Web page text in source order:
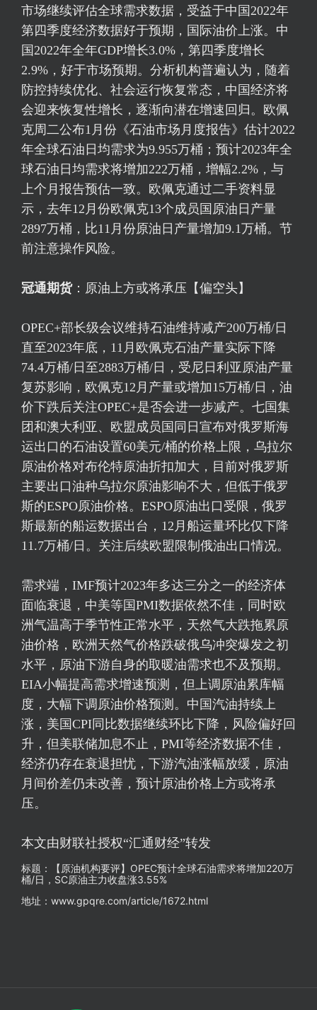
市场继续评估全球需求数据，受益于中国2022年
第四季度经济数据好于预期，国际油价上涨。中
国2022年全年GDP增长3.0%，第四季度增长
2.9%，好于市场预期。分析机构普遍认为，随着
防控持续优化、社会运行恢复常态，中国经济将
会迎来恢复性增长，逐渐向潜在增速回归。欧佩
克周二公布1月份《石油市场月度报告》估计2022
年全球石油日均需求为9.955万桶；预计2023年全
球石油日均需求将增加222万桶，增幅2.2%，与
上个月报告预估一致。欧佩克通过二手资料显
示，去年12月份欧佩克13个成员国原油日产量
2897万桶，比11月份原油日产量增加9.1万桶。节
前注意操作风险。
冠通期货：原油上方或将承压【偏空头】
OPEC+部长级会议维持石油维持减产200万桶/日
直至2023年底，11月欧佩克石油产量实际下降
74.4万桶/日至2883万桶/日，受尼日利亚原油产量
复苏影响，欧佩克12月产量或增加15万桶/日，油
价下跌后关注OPEC+是否会进一步减产。七国集
团和澳大利亚、欧盟成员国同日宣布对俄罗斯海
运出口的石油设置60美元/桶的价格上限，乌拉尔
原油价格对布伦特原油折扣加大，目前对俄罗斯
主要出口油种乌拉尔原油影响不大，但低于俄罗
斯的ESPO原油价格。ESPO原油出口受限，俄罗
斯最新的船运数据出台，12月船运量环比仅下降
11.7万桶/日。关注后续欧盟限制俄油出口情况。
需求端，IMF预计2023年多达三分之一的经济体
面临衰退，中美等国PMI数据依然不佳，同时欧
洲气温高于季节性正常水平，天然气大跌拖累原
油价格，欧洲天然气价格跌破俄乌冲突爆发之初
水平，原油下游自身的取暖油需求也不及预期。
EIA小幅提高需求增速预测，但上调原油累库幅
度，大幅下调原油价格预测。中国汽油持续上
涨，美国CPI同比数据继续环比下降，风险偏好回
升，但美联储加息不止，PMI等经济数据不佳，
经济仍存在衰退担忧，下游汽油涨幅放缓，原油
月间价差仍未改善，预计原油价格上方或将承
压。
本文由财联社授权“汇通财经”转发
标题：【原油机构要评】OPEC预计全球石油需求将增加220万
桶/日，SC原油主力收盘涨3.55%
地址：www.gpqre.com/article/1672.html